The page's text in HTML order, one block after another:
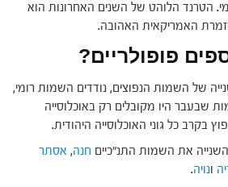
הטרנד הלוהט של השנים האחרונות הוא
האמריקאית האהובה.
פופולריים?
של השמות הנפוצים, נודדים השמות רומי,
שבעבר היו מקובלים רק באוכלוסייה
בקרב כל גוני האוכלוסייה היהודית.
השנייה את השמות התנ"כיים חנה, אסתר
ונויה.